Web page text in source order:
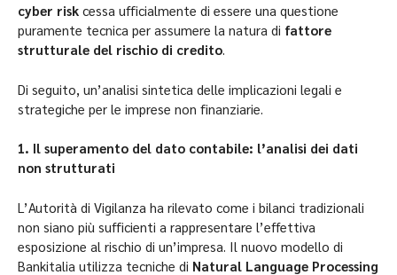
cyber risk cessa ufficialmente di essere una questione
puramente tecnica per assumere la natura di fattore
strutturale del rischio di credito.
Di seguito, un’analisi sintetica delle implicazioni legali e
strategiche per le imprese non finanziarie.
1. Il superamento del dato contabile: l’analisi dei dati
non strutturati
L’Autorità di Vigilanza ha rilevato come i bilanci tradizionali
non siano più sufficienti a rappresentare l’effettiva
esposizione al rischio di un’impresa. Il nuovo modello di
Bankitalia utilizza tecniche di Natural Language Processing